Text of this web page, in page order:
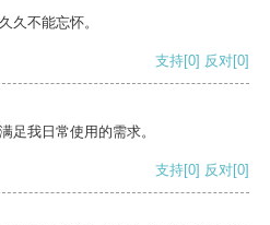
久不能忘怀。
支持[0] 反对[0]
足我日常使用的需求。
支持[0] 反对[0]